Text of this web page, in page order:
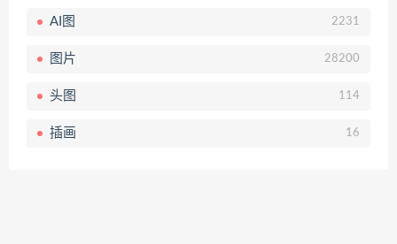
AI图 2231
图片 28200
头图 114
插画 16